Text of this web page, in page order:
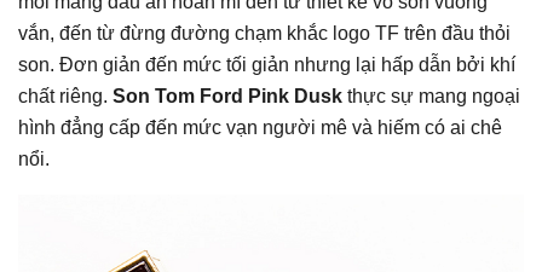
vắn, đến từ đừng đường chạm khắc logo TF trên đầu thỏi
son. Đơn giản đến mức tối giản nhưng lại hấp dẫn bởi khí
chất riêng. Son Tom Ford Pink Dusk thực sự mang ngoại
hình đẳng cấp đến mức vạn người mê và hiếm có ai chê
nổi.